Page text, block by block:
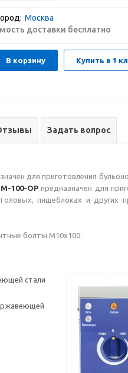
Москва
доставки бесплатно
В корзину Купить в 1
Задать вопрос
для приготовления
100-ОР предназначен для
пищеблоках и других
болты М10х100.
стали